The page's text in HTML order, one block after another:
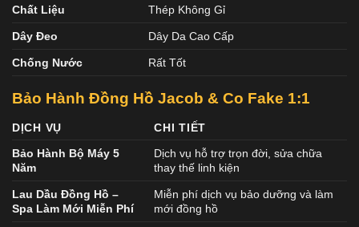
Chất Liệu Thép Không Gỉ
Dây Đeo Dây Da Cao Cấp
Chống Nước Rất Tốt
Bảo Hành Đồng Hồ Jacob & Co Fake 1:1
DỊCH VỤ
CHI TIẾT
Bảo Hành Bộ Máy 5
Năm
Dịch vụ hỗ trợ trọn đời, sửa chữa
thay thế linh kiện
Lau Dầu Đồng Hồ –
Spa Làm Mới Miễn Phí
Miễn phí dịch vụ bảo dưỡng và làm
mới đồng hồ